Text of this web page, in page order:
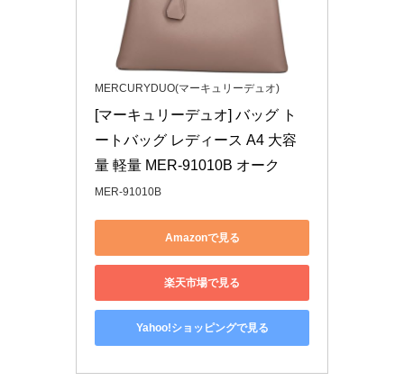
MERCURYDUO(マーキュリーデュオ)
[マーキュリーデュオ] バッグ ト
ートバッグ レディース A4 大容
量 軽量 MER-91010B オーク
MER-91010B
Amazonで見る
楽天市場で見る
Yahoo!ショッピングで見る